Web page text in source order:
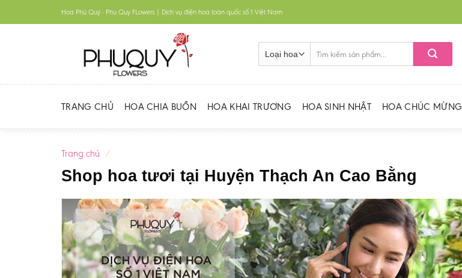
to
Hoa Phú Quý - Phu Quy FLowers | Dịch vụ điện hoa toàn quốc số 1 Việt Nam
kiếm:
TRANG CHỦ HOA CHIA BUỒN HOA KHAI TRƯƠNG HOA SINH NHẬT HOA CHÚC MỪNG
Trang chủ /
Shop hoa tươi tại Huyện Thạch An Cao Bằng